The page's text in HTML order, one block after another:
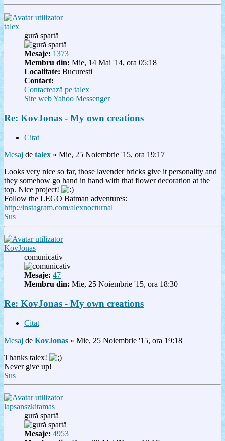
talex
gură spartă
Mesaje: 1373
Membru din: Mie, 14 Mai '14, ora 05:18
Localitate: Bucuresti
Contact:
Contactează pe talex
Site webYahoo Messenger
Re: KovJonas - My own creations
Citat
Mesaj de talex » Mie, 25 Noiembrie '15, ora 19:17
Looks very nice so far, those lavender bricks give it personality and
they somehow go hand in hand with that flower decoration at the
top. Nice project!
Follow the LEGO Batman adventures:
http://instagram.com/alexnocturnal
Sus
KovJonas
comunicativ
Mesaje: 47
Membru din: Mie, 25 Noiembrie '15, ora 18:30
Re: KovJonas - My own creations
Citat
Mesaj de KovJonas » Mie, 25 Noiembrie '15, ora 19:18
Thanks talex!
Never give up!
Sus
lapsanszkitamas
gură spartă
Mesaje: 4953